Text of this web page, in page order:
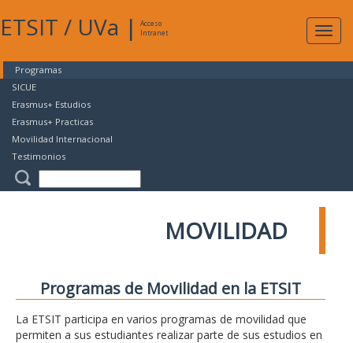
ETSIT / UVa |
Acceso
Intranet
Programas
SICUE
Erasmus+ Estudios
Erasmus+ Practicas
Movilidad Internacional
Testimonios
MOVILIDAD
Programas de Movilidad en la ETSIT
La ETSIT participa en varios programas de movilidad que
permiten a sus estudiantes realizar parte de sus estudios en